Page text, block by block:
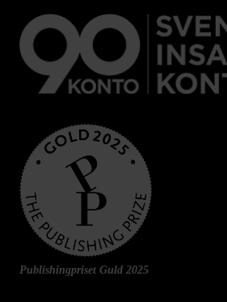
Publishingpriset Guld 2025